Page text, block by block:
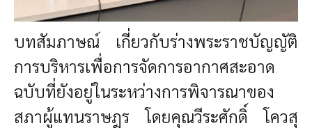
บทสัมภาษณ์ เกี่ยวกับร่างพระราชบัญญัติ
การบริหารเพื่อการจัดการอากาศสะอาด
ฉบับที่ยังอยู่ในระหว่างการพิจารณาของ
สภาผู้แทนราษฎรโดยคุณวีระศักดิ์ โควสุ